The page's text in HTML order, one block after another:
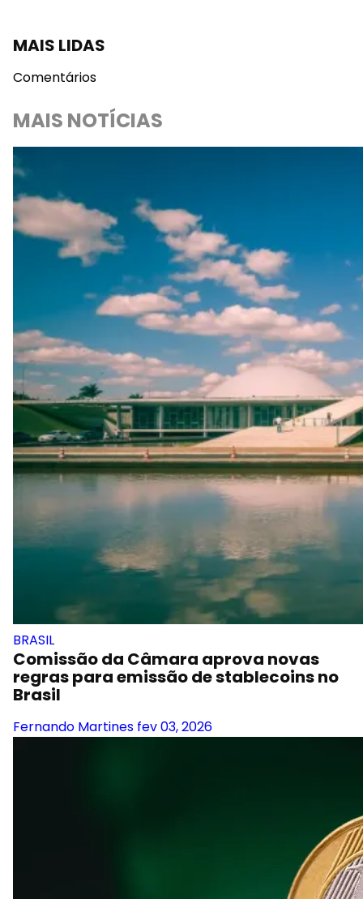
MAIS LIDAS
Comentários
MAIS NOTÍCIAS
BRASIL
Comissão da Câmara aprova novas
regras para emissão de stablecoins no
Brasil
Fernando Martines fev 03, 2026